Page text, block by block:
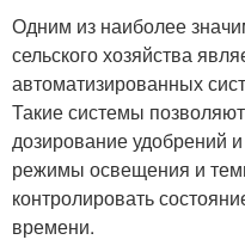
Одним из наиболее
сельского хозяйства
автоматизированных
Такие системы
дозирование удобрений
режимы освещения и
контролировать
времени.